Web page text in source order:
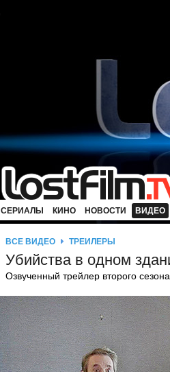
СЕРИАЛЫ КИНО НОВОСТИ ВИДЕО
ВСЕ ВИДЕО ТРЕЙЛЕРЫ
Убийства в одном
Озвученный трейлер второго